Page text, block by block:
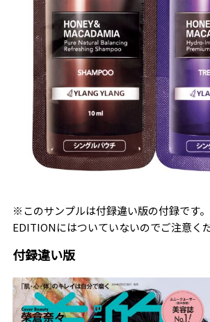
※このサンプルは付録違い版の付録です
EDITIONにはついていないのでご注意く
付録違い版